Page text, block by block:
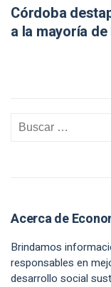
Córdoba
a la mayoría
Acerca de
Brindamos
responsables en
desarrollo social